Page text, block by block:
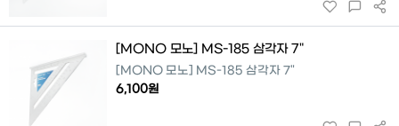
[MONO 모노] MS-185 삼각자 7"
[MONO 모노] MS-185 삼각자 7"
6,100원